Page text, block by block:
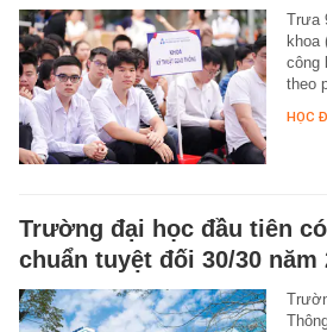
Trưa
khoa
công
theo
HỌC
Trường đại học đầu tiên
chuẩn tuyệt đối 30/30 năm